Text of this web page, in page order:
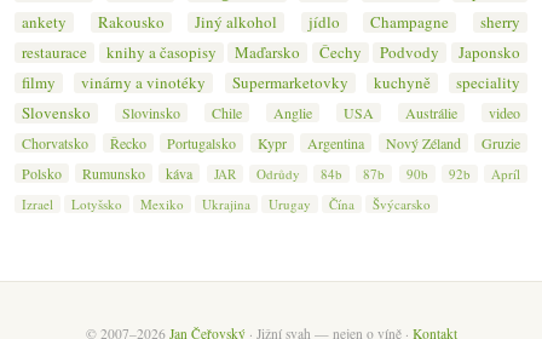
ankety
Rakousko Jiný alkohol jídlo Champagne
sherry
restaurace
knihy a časopisy Maďarsko Čechy Podvody
Japonsko
filmy
vinárny a vinotéky Supermarketovky kuchyně
speciality
Slovensko
Slovinsko Chile Anglie USA Austrálie
video
Chorvatsko
Řecko Portugalsko Kypr Argentina Nový Zéland
Gruzie
Polsko
Rumunsko káva JAR Odrůdy 84b 87b 90b 92b
Apríl
Izrael
Lotyšsko Mexiko Ukrajina Urugay Čína Švýcarsko
© 2007–2026 Jan Čeřovský· Jižní svah — nejen o víně · Kontakt